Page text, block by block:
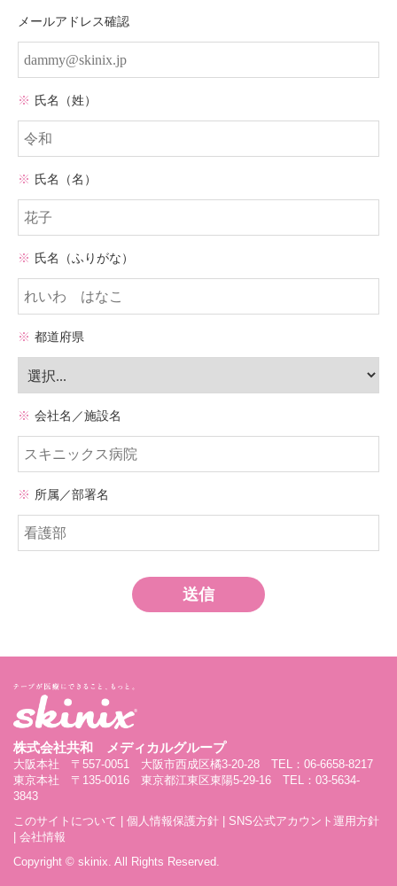
メールアドレス確認
※ 氏名（姓）
※ 氏名（名）
※ 氏名（ふりがな）
※ 都道府県
※ 会社名／施設名
※ 所属／部署名
送信
株式会社共和 メディカルグループ
大阪本社 〒557-0051 大阪市西成区橘3-20-28 TEL：06-6658-8217
東京本社 〒135-0016 東京都江東区東陽5-29-16 TEL：03-5634-
3843
このサイトについて
個人情報保護方針
SNS公式アカウント運用方針
会社情報
Copyright © skinix. All Rights Reserved.